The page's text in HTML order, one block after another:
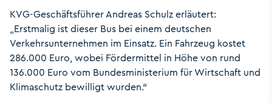
KVG-Geschäftsführer Andreas Schulz erläutert:
„Erstmalig ist dieser Bus bei einem deutschen
Verkehrsunternehmen im Einsatz. Ein Fahrzeug kostet
286.000 Euro, wobei Fördermittel in Höhe von rund
136.000 Euro vom Bundesministerium für Wirtschaft und
Klimaschutz bewilligt wurden.“